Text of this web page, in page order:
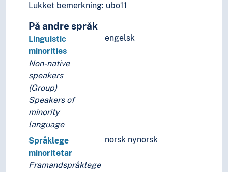
Lukket bemerkning: ubo11
På andre språk
engelsk
Linguistic
minorities
Non-native
speakers
(Group)
Speakers of
minority
language
norsk nynorsk
Språklege
minoritetar
Framandspråklege